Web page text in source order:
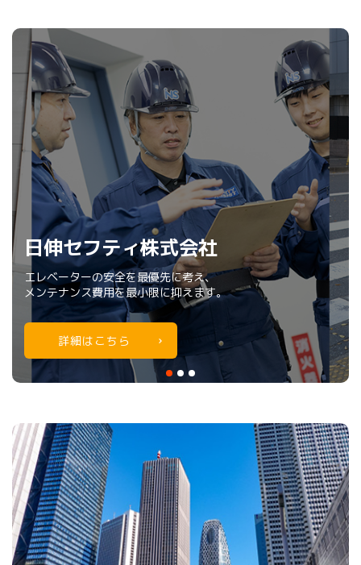
日伸セフティ株式会社
エレベーターの安全を最優先に考え、
メンテナンス費用を最小限に抑えます。
詳細はこちら
ここの広告枠を募集しています！
この部分はトップページ広告枠として出稿可能です。 ご興味
のある企業様はお問合せください。
※ 数に限りがある限定広告です
詳細はこちら
メンテナンス会社を比較してみた！
本当に信頼できる対応力の高いオススメの
エレベーターメンテナンス会社を紹介！
詳細はこちら